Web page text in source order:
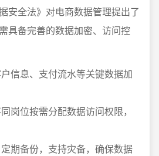
安全法》对电商数据管理提出了
具备完善的数据加密、访问控
信息、支付流水等关键数据加
岗位按需分配数据访问权限，
期备份，支持灾备，确保数据